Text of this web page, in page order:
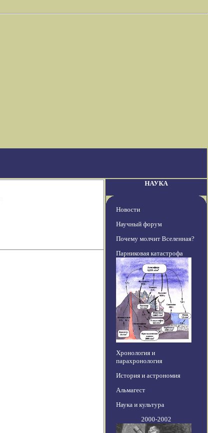
НАУКА
Новости
Научный форум
Почему молчит Вселенная?
Парниковая катастрофа
Хронология и
парахронология
История и астрономия
Альмагест
Наука и культура
2000-2002